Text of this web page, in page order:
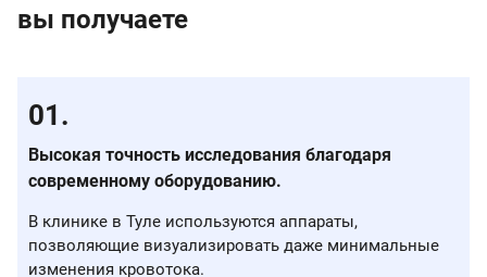
вы получаете
Высокая точность исследования благодаря
современному оборудованию.
В клинике в Туле используются аппараты,
позволяющие визуализировать даже минимальные
изменения кровотока.